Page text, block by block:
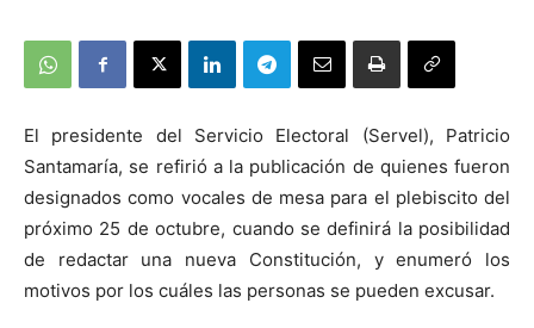
El presidente del Servicio Electoral (Servel), Patricio
Santamaría, se refirió a la publicación de quienes fueron
designados como vocales de mesa para el plebiscito del
próximo 25 de octubre, cuando se definirá la posibilidad
de redactar una nueva Constitución, y enumeró los
motivos por los cuáles las personas se pueden excusar.